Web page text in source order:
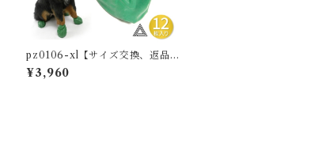
pz0106-xl【サイズ交換、返品対
象外】【12枚 XL】PAWZ ドッ
グブーツ 12足入り 中型犬 大型犬
¥3,960